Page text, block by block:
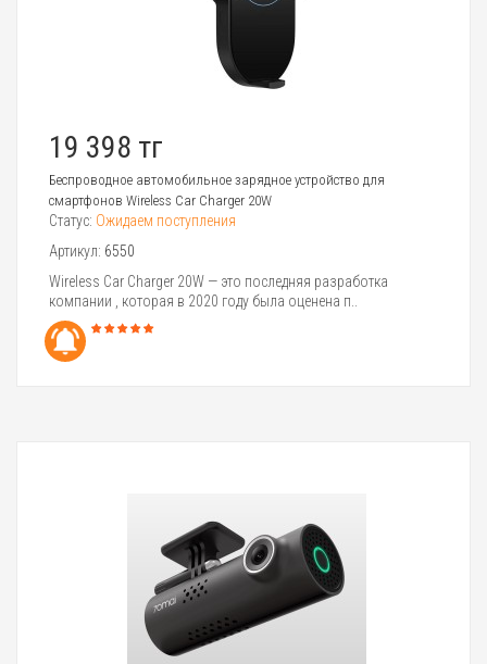
19 398 тг
Беспроводное автомобильное зарядное устройство для
смартфонов Wireless Car Charger 20W
Статус: Ожидаем поступления
Артикул: 6550
Wireless Car Charger 20W — это последняя разработка
компании , которая в 2020 году была оценена п..